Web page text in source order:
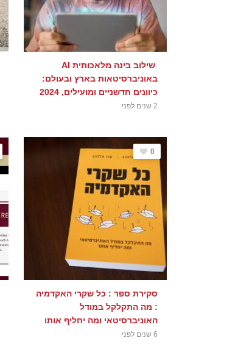
שילוב בינה מלאכותית AI
באוניברסיטאות בארץ ובעולם:
כיוונים חדשניים ומועילים, 2024
2 שנים לפני
0
סקירת ספר : כל שקרי האקדמיה
: מה התקלקל במודל
האוניברסיטאי ומה יחליף אותו
6 שנים לפני